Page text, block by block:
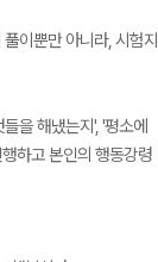
이뿐만 아니라, 시험지
을 해냈는지', '평소에
하고 본인의 행동강령